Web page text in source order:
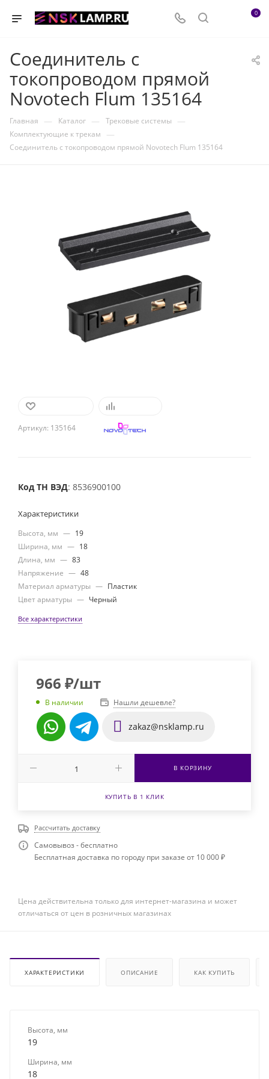
0
Соединитель с
токопроводом прямой
Novotech Flum 135164
Главная — Каталог — Трековые системы —
Комплектующие к трекам —
Соединитель с токопроводом прямой Novotech Flum 135164
Артикул: 135164
Код ТН ВЭД: 8536900100
Характеристики
Высота, мм — 19
Ширина, мм — 18
Длина, мм — 83
Напряжение — 48
Материал арматуры — Пластик
Цвет арматуры — Черный
Все характеристики
966 ₽/шт
В наличии Нашли дешевле?
zakaz@nsklamp.ru
В КОРЗИНУ
КУПИТЬ В 1 КЛИК
Рассчитать доставку
Самовывоз - бесплатно
Бесплатная доставка по городу при заказе от 10 000 ₽
Цена действительна только для интернет-магазина и может
отличаться от цен в розничных магазинах
ХАРАКТЕРИСТИКИ ОПИСАНИЕ КАК КУПИТЬ
Высота, мм
19
Ширина, мм
18